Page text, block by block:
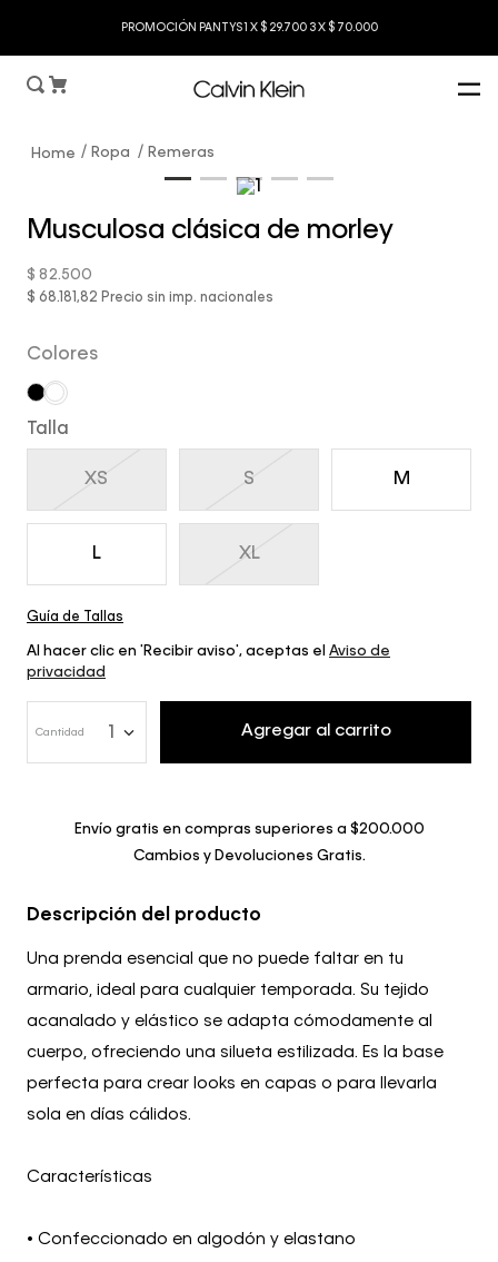
PROMOCIÓN PANTYS 1 X $ 29.700 3 X $ 70.000
Ropa Remeras
Musculosa clásica de morley
$ 82.500
$ 68.181,82 Precio sin imp. nacionales
Colores
Talla
XS S M
L XL
Guía de Tallas
Al hacer clic en 'Recibir aviso', aceptas el Aviso de
privacidad
Cantidad Agregar al carrito
Envío gratis en compras superiores a $200.000
Cambios y Devoluciones Gratis.
Descripción del producto
Una prenda esencial que no puede faltar en tu
armario, ideal para cualquier temporada. Su tejido
acanalado y elástico se adapta cómodamente al
cuerpo, ofreciendo una silueta estilizada. Es la base
perfecta para crear looks en capas o para llevarla
sola en días cálidos.
Características
• Confeccionado en algodón y elastano